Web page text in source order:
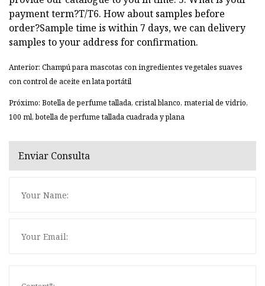
payment term?T/T6. How about samples before
order?Sample time is within 7 days, we can delivery
samples to your address for confirmation.
Anterior: Champú para mascotas con ingredientes vegetales suaves
con control de aceite en lata portátil
Próximo: Botella de perfume tallada, cristal blanco, material de vidrio,
100 ml, botella de perfume tallada cuadrada y plana
Enviar Consulta